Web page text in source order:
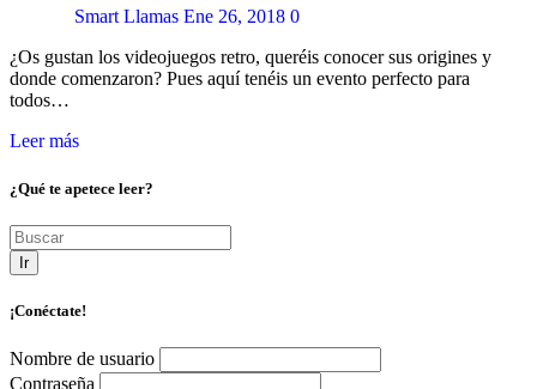
Smart Llamas Ene 26, 2018 0
¿Os gustan los videojuegos retro, queréis conocer sus origines y
donde comenzaron? Pues aquí tenéis un evento perfecto para
todos…
Leer más
¿Qué te apetece leer?
Ir
¡Conéctate!
Nombre de usuario
Contraseña